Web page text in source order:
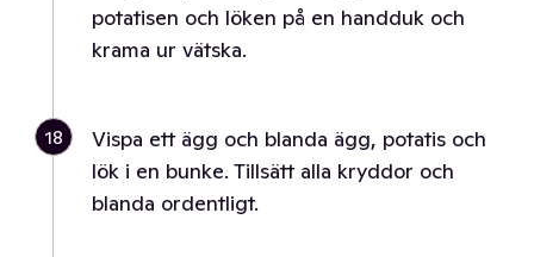
potatisen och löken på en handduk och
krama ur vätska.
18
Vispa ett ägg och blanda ägg, potatis och
lök i en bunke. Tillsätt alla kryddor och
blanda ordentligt.